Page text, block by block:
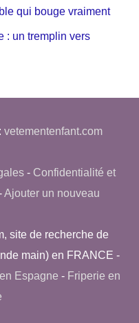
qui bouge vraiment
: un tremplin vers
vetementenfant.com
- Confidentialité et
Ajouter un nouveau
site de recherche de
main) en FRANCE -
Espagne - Friperie en